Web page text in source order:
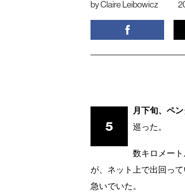
byClaire Leibowicz
5
月下旬、ペ
巡った。
数キロメー
が、ネット上で出回っ
急いでいた。